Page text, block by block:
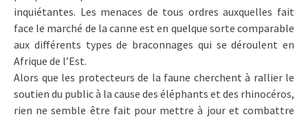
inquiétantes. Les menaces de tous ordres auxquelles fait
face le marché de la canne est en quelque sorte comparable
aux différents types de braconnages qui se déroulent en
Afrique de l’Est.
Alors que les protecteurs de la faune cherchent à rallier le
soutien du public à la cause des éléphants et des rhinocéros,
rien ne semble être fait pour mettre à jour et combattre